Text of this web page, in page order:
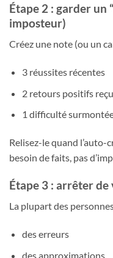
Étape 2 : garder un
imposteur)
Créez une note (ou un
3 réussites récentes
2 retours positifs
1 difficulté
Relisez-le quand
besoin de faits, pas
Étape 3 : arrêter de
La plupart des
des erreurs
des approximations